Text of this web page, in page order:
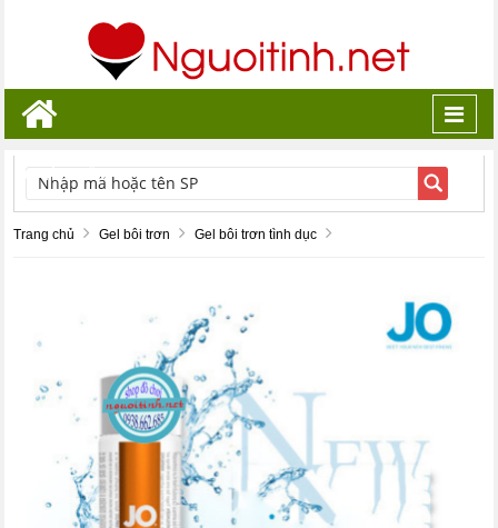
TÌM KIẾM
Trang chủ Gel bôi trơn Gel bôi trơn tình dục